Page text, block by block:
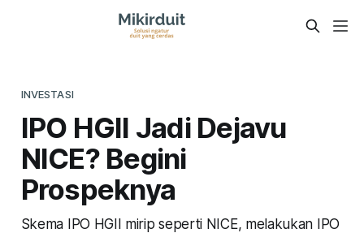
INVESTASI
IPO HGII Jadi Dejavu
NICE? Begini
Prospeknya
Skema IPO HGII mirip seperti NICE, melakukan IPO